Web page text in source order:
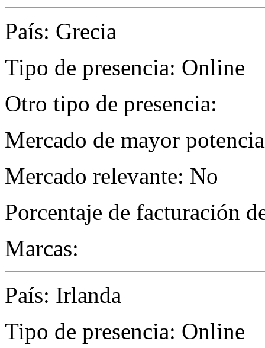
País: Grecia
Tipo de presencia: Online
Otro tipo de presencia:
Mercado de mayor
Mercado relevante: No
Porcentaje de facturación
Marcas:
País: Irlanda
Tipo de presencia: Online